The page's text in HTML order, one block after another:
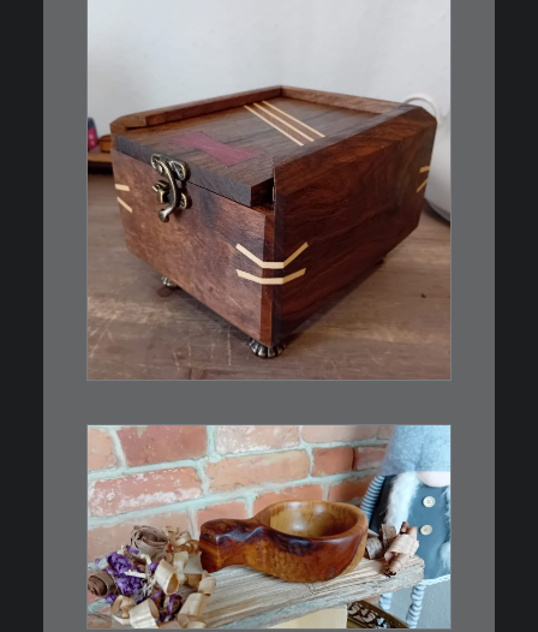
€39,00
Eine kleine, simple Schatulle
aus Nussbaum…
€15,00
Ein Holzbecher im Wikinger-Stil.
Inspiriert…